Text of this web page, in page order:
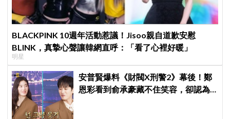
BLACKPINK 10週年活動惹議！Jisoo親自道歉安慰
BLINK，真摯心聲讓韓網直呼：「看了心裡好暖」
明星
安普賢爆料《財閥X刑警2》幕後！鄭
恩彩看到俞承豪藏不住笑容，卻認為